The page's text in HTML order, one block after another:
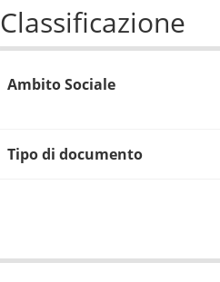
Classificazione
Ambito Sociale
Tipo di documento